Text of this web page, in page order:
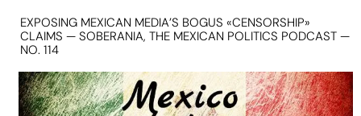
EXPOSING MEXICAN MEDIA’S BOGUS «CENSORSHIP»
CLAIMS — SOBERANIA, THE MEXICAN POLITICS PODCAST —
NO. 114